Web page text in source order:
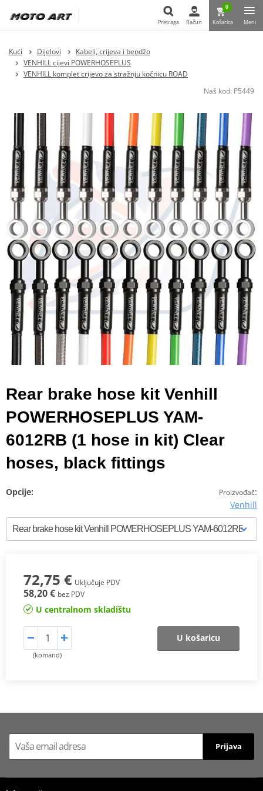
Pretraga Račun
0
Košarica Meni
Kući Dijelovi
Kabeli, crijeva i bendžo
VENHILL cijevi POWERHOSEPLUS
VENHILL komplet crijevo za stražnju kočnicu ROAD
Naš kod: P5449
Rear brake hose kit Venhill
POWERHOSEPLUS YAM-
6012RB (1 hose in kit) Clear
hoses, black fittings
Proizvođač:
Venhill
Opcije:
72,75 € Uključuje PDV
58,20 € bez PDV
U centralnom skladištu
(komand)
U košaricu
Prijava